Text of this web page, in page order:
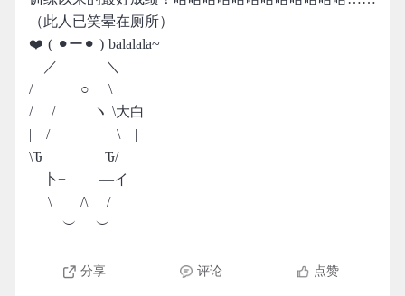
（此人已笑晕在厕所）
❤️ ( ⚫︎ー⚫︎ ) balalala~
／ ＼
/ ○ \
/ / ヽ \大白
| / \ |
\Ԏ Ԏ/
卜− ―イ
\ /\ /
︶ ︶
分享 评论 点赞